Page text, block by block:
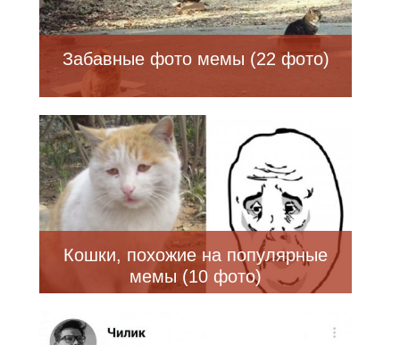
Забавные фото мемы (22 фото)
Кошки, похожие на популярные
мемы (10 фото)